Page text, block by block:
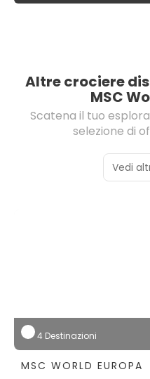
Altre crociere
MSC
Scatena il tuo
selezione di
Vedi
4 Destinazioni
MSC WORLD EUROPA